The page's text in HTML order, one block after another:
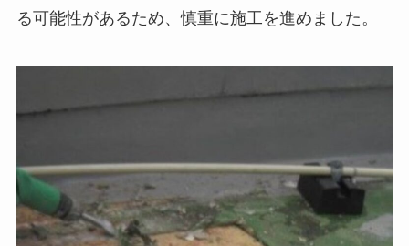
る可能性があるため、慎重に施工を進めました。